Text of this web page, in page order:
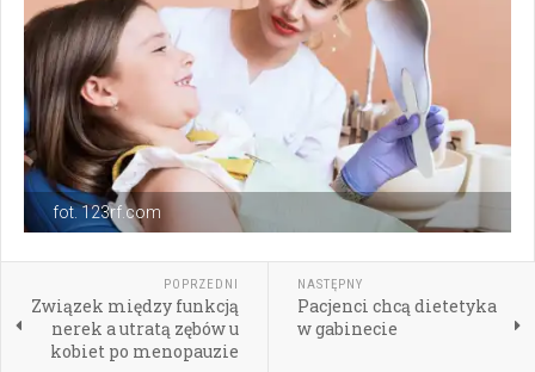
fot. 123rf.com
POPRZEDNI
Związek między funkcją
nerek a utratą zębów u
kobiet po menopauzie
NASTĘPNY
Pacjenci chcą dietetyka
w gabinecie